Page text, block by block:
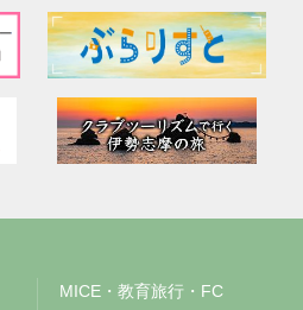
MICE・教育旅行・FC